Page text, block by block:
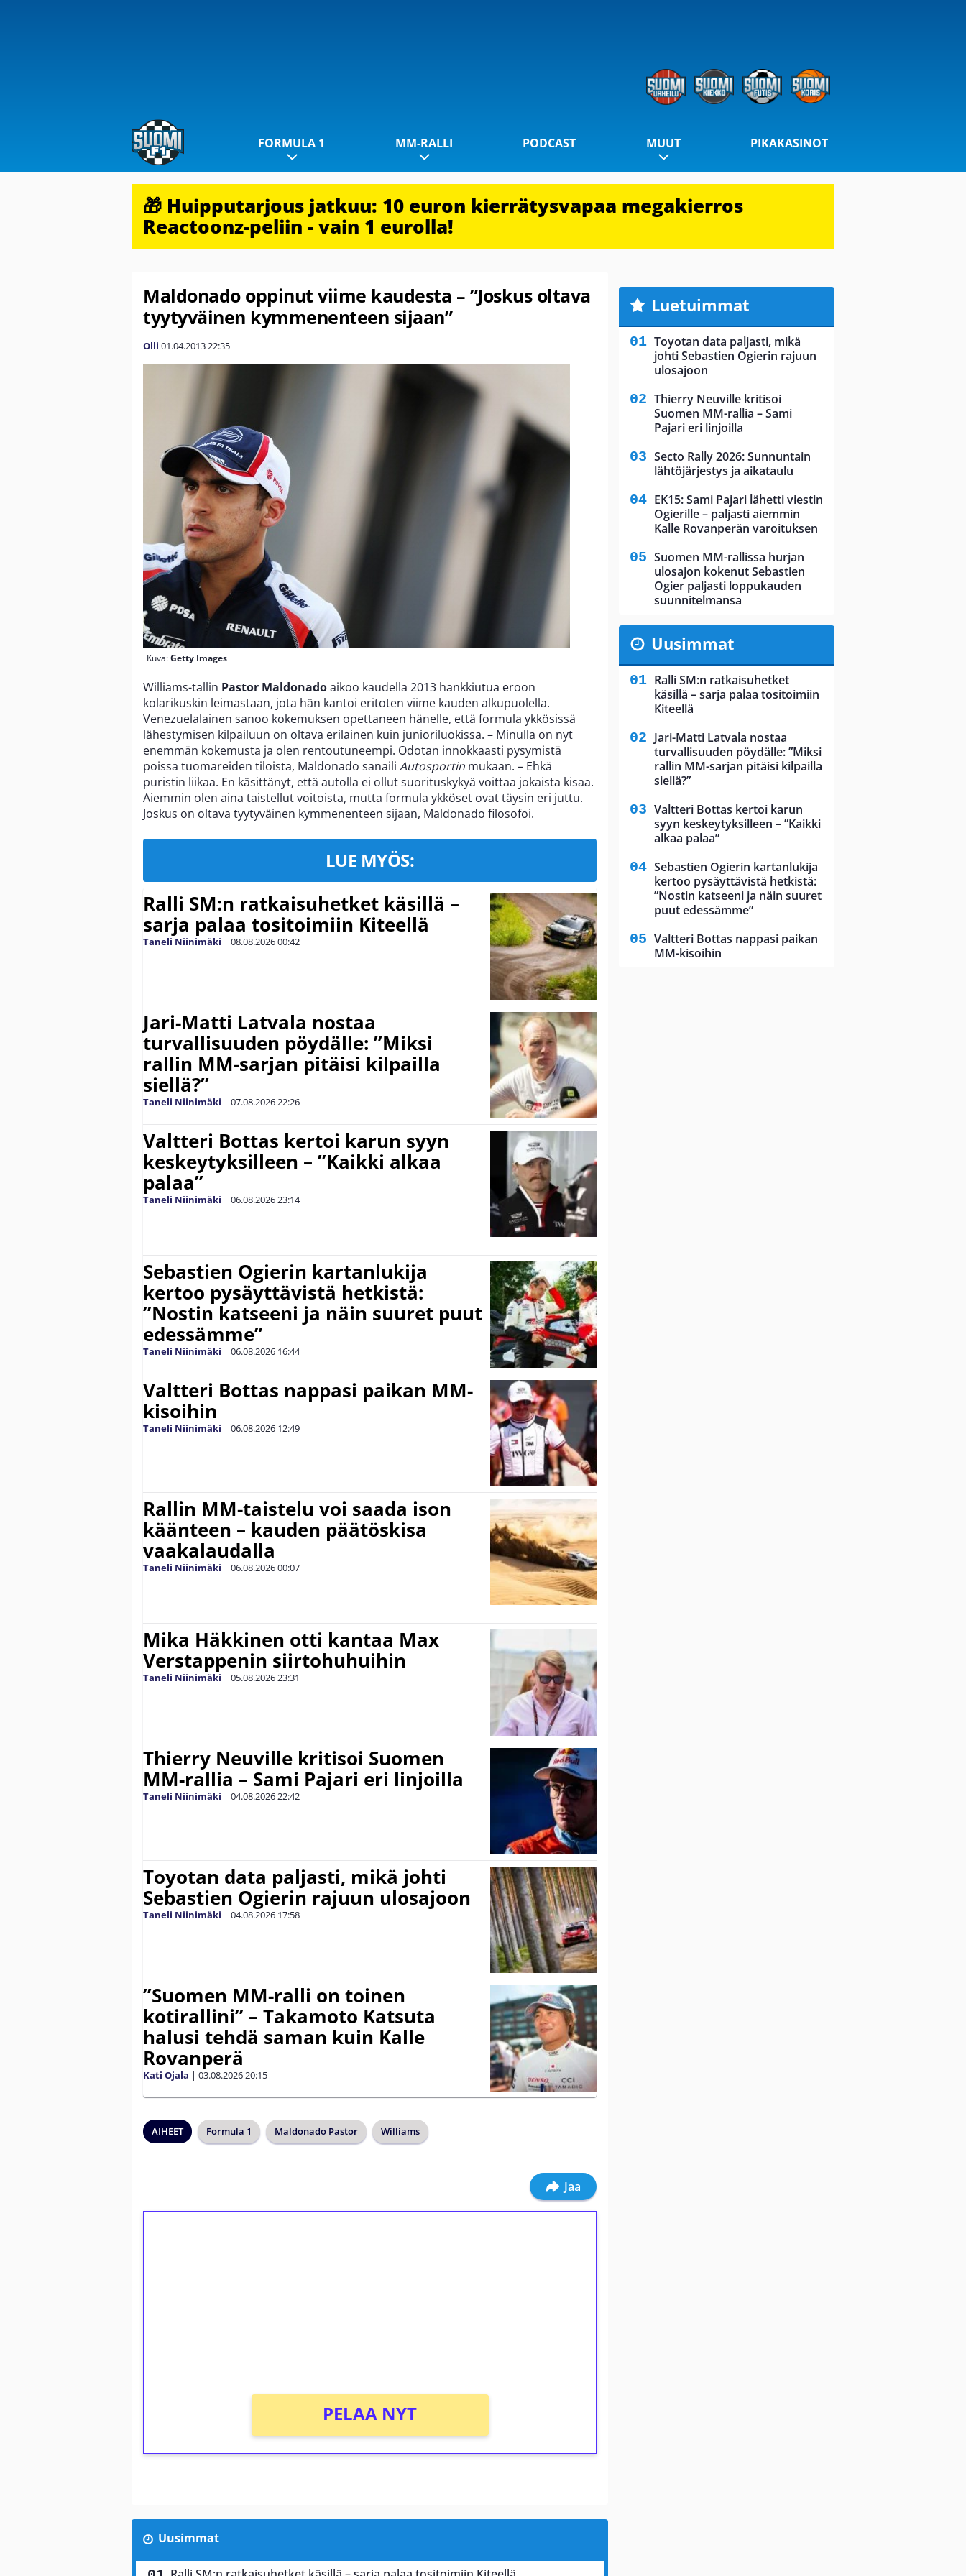
FORMULA 1 MM-RALLI PODCAST MUUT PIKAKASINOT
🎁 Huipputarjous jatkuu: 10 euron kierrätysvapaa megakierros
Reactoonz-peliin - vain 1 eurolla!
Maldonado oppinut viime kaudesta – ”Joskus oltava
tyytyväinen kymmenenteen sijaan”
Olli 01.04.201322:35
Kuva:Getty Images
Williams-tallin Pastor Maldonadoaikoo kaudella 2013 hankkiutua eroon
kolarikuskin leimastaan, jota hän kantoi eritoten viime kauden alkupuolella.
Venezuelalainen sanoo kokemuksen opettaneen hänelle, että formula ykkösissä
lähestymisen kilpailuun on oltava erilainen kuin junioriluokissa. – Minulla on nyt
enemmän kokemusta ja olen rentoutuneempi. Odotan innokkaasti pysymistä
poissa tuomareiden tiloista, Maldonado sanaili Autosportin mukaan. – Ehkä
puristin liikaa. En käsittänyt, että autolla ei ollut suorituskykyä voittaa jokaista kisaa.
Aiemmin olen aina taistellut voitoista, mutta formula ykköset ovat täysin eri juttu.
Joskus on oltava tyytyväinen kymmenenteen sijaan, Maldonado filosofoi.
LUE MYÖS:
Ralli SM:n ratkaisuhetket käsillä –
sarja palaa tositoimiin Kiteellä
Taneli Niinimäki | 08.08.202600:42
Jari-Matti Latvala nostaa
turvallisuuden pöydälle: ”Miksi
rallin MM-sarjan pitäisi kilpailla
siellä?”
Taneli Niinimäki | 07.08.202622:26
Valtteri Bottas kertoi karun syyn
keskeytyksilleen – ”Kaikki alkaa
palaa”
Taneli Niinimäki | 06.08.202623:14
Sebastien Ogierin kartanlukija
kertoo pysäyttävistä hetkistä:
”Nostin katseeni ja näin suuret puut
edessämme”
Taneli Niinimäki | 06.08.2026 16:44
Valtteri Bottas nappasi paikan MM-
kisoihin
Taneli Niinimäki | 06.08.2026 12:49
Rallin MM-taistelu voi saada ison
käänteen – kauden päätöskisa
vaakalaudalla
Taneli Niinimäki | 06.08.202600:07
Mika Häkkinen otti kantaa Max
Verstappenin siirtohuhuihin
Taneli Niinimäki | 05.08.202623:31
Thierry Neuville kritisoi Suomen
MM-rallia – Sami Pajari eri linjoilla
Taneli Niinimäki | 04.08.202622:42
Toyotan data paljasti, mikä johti
Sebastien Ogierin rajuun ulosajoon
Taneli Niinimäki | 04.08.2026 17:58
”Suomen MM-ralli on toinen
kotirallini” – Takamoto Katsuta
halusi tehdä saman kuin Kalle
Rovanperä
Kati Ojala | 03.08.202620:15
AIHEET Formula 1 Maldonado Pastor Williams
Jaa
PELAA NYT
Uusimmat
Luetuimmat
Toyotan data paljasti, mikä
johti Sebastien Ogierin rajuun
ulosajoon
Thierry Neuville kritisoi
Suomen MM-rallia – Sami
Pajari eri linjoilla
Secto Rally 2026: Sunnuntain
lähtöjärjestys ja aikataulu
EK15: Sami Pajari lähetti viestin
Ogierille – paljasti aiemmin
Kalle Rovanperän varoituksen
Suomen MM-rallissa hurjan
ulosajon kokenut Sebastien
Ogier paljasti loppukauden
suunnitelmansa
Uusimmat
Ralli SM:n ratkaisuhetket
käsillä – sarja palaa tositoimiin
Kiteellä
Jari-Matti Latvala nostaa
turvallisuuden pöydälle: ”Miksi
rallin MM-sarjan pitäisi kilpailla
siellä?”
Valtteri Bottas kertoi karun
syyn keskeytyksilleen – ”Kaikki
alkaa palaa”
Sebastien Ogierin kartanlukija
kertoo pysäyttävistä hetkistä:
”Nostin katseeni ja näin suuret
puut edessämme”
Valtteri Bottas nappasi paikan
MM-kisoihin